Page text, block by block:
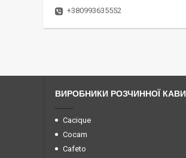
+380993635552
ВИРОБНИКИ РОЗЧИННОЇ КАВИ
Cacique
Cocam
Cafeto